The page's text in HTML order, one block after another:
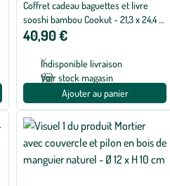
Coffret cadeau baguettes et livre
sooshi bambou Cookut - 21,3 x 24,4 x
5,8 cm
40,90 €
Indisponible livraison
Voir stock magasin
Ajouter au panier